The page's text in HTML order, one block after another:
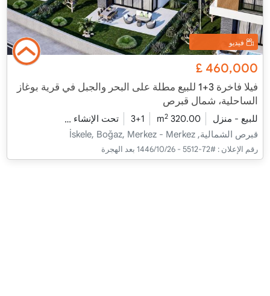
فيديو
460,000
£
فيلا فاخرة 3+1 للبيع مطلة على البحر والجبل في قرية بوغاز
الساحلية، شمال قبرص
للبيع - منزل 320.00 m
2
3+1 تحت الإنشاء
قبرص الشمالية, İskele, Boğaz, Merkez - Merkez
رقم الإعلان : #72-5512 - 26‏‏/10‏‏/1446 بعد الهجرة